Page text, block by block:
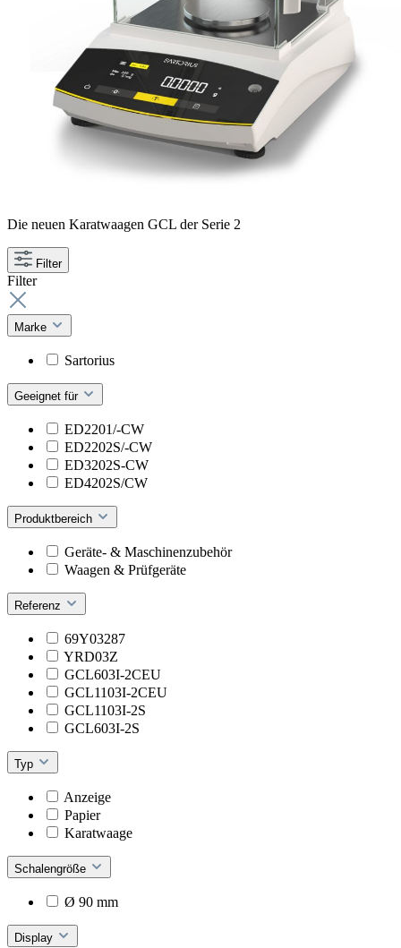
Die neuen Karatwaagen GCL der Serie 2
Filter
Filter
Marke
Sartorius
Geeignet für
ED2201/-CW
ED2202S/-CW
ED3202S-CW
ED4202S/CW
Produktbereich
Geräte- & Maschinenzubehör
Waagen & Prüfgeräte
Referenz
69Y03287
YRD03Z
GCL603I-2CEU
GCL1103I-2CEU
GCL1103I-2S
GCL603I-2S
Typ
Anzeige
Papier
Karatwaage
Schalengröße
Ø 90 mm
Display